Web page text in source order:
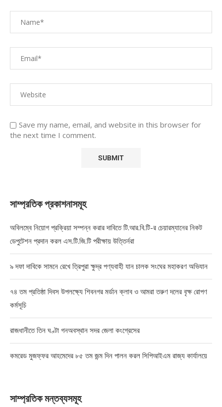
Save my name, email, and website in this browser for
the next time I comment.
সাম্প্রতিক প্রকাশনাসমূহ
অবিলম্বে নিয়োগ প্রক্রিয়া সম্পন্ন করার দাবিতে টি.আর.বি.টি-র চেয়ারম্যানের নিকট
ডেপুটেশন প্রদান করল এস.টি.জি.টি পরীক্ষায় উত্তির্নরা
৯ দফা দাবিকে সামনে রেখে ত্রিপুরা ক্ষুদ্র পণ্যবাহী যান চালক সংঘের মহাকরণ অভিযান
৭৪ তম প্রতিষ্ঠা দিবস উপলক্ষ্যে শিবনগর মর্ডান ক্লাব ও আমরা তরুণ দলের বৃক্ষ রোপণ
কর্মসূচি
রাজধানীতে তিন ঘণ্টা গনঅবস্থান সদর জেলা কংগ্রেসের
কমরেড মুজফ্ফর আহমেদের ৮৫ তম জন্ম দিন পালন করল সিপিআইএম রাজ্য কার্যালয়ে
সাম্প্রতিক মন্তব্যসমূহ